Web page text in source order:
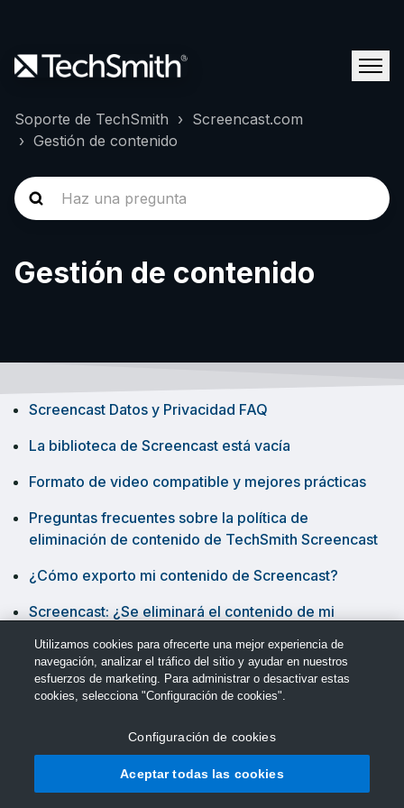
Soporte de TechSmith
Screencast.com
Gestión de contenido
Gestión de contenido
Screencast Datos y Privacidad FAQ
La biblioteca de Screencast está vacía
Formato de video compatible y mejores prácticas
Preguntas frecuentes sobre la política de
eliminación de contenido de TechSmith Screencast
¿Cómo exporto mi contenido de Screencast?
Screencast: ¿Se eliminará el contenido de mi
© Soporte de TechSmith
Utilizamos cookies para ofrecerte una mejor experiencia de
navegación, analizar el tráfico del sitio y ayudar en nuestros
esfuerzos de marketing. Para administrar o desactivar estas
cookies, selecciona "Configuración de cookies".
Configuración de cookies
Aceptar todas las cookies